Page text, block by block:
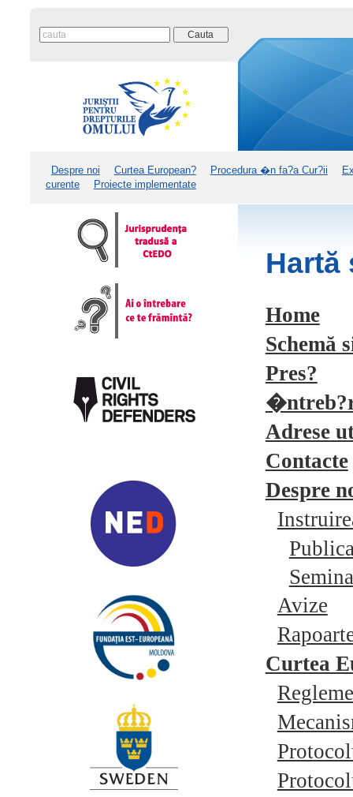
Despre noi Curtea European? Procedura �n fa?a Cur?ii
curente
Proiecte implementate
Hartă
Home
Schemă
Pres?
Adrese
Contacte
Despre
Avize
Curtea